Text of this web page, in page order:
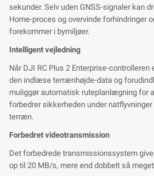
sekunder. Selv uden GNSS-signaler kan
Home-proces og overvinde forhindringer
forekommer i bymiljøer.
Intelligent vejledning
Når DJI RC Plus 2 Enterprise-
den indlæse terrænhøjde-data og
muliggør automatisk ruteplanlægning for
forbedrer sikkerheden under
terræn.
Forbedret videotransmission
Det forbedrede transmissionssystem
op til 20 MB/s, mere end dobbelt så